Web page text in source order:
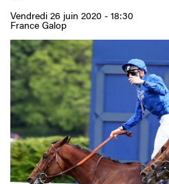
Vendredi 26 juin 2020 - 18:30
France Galop